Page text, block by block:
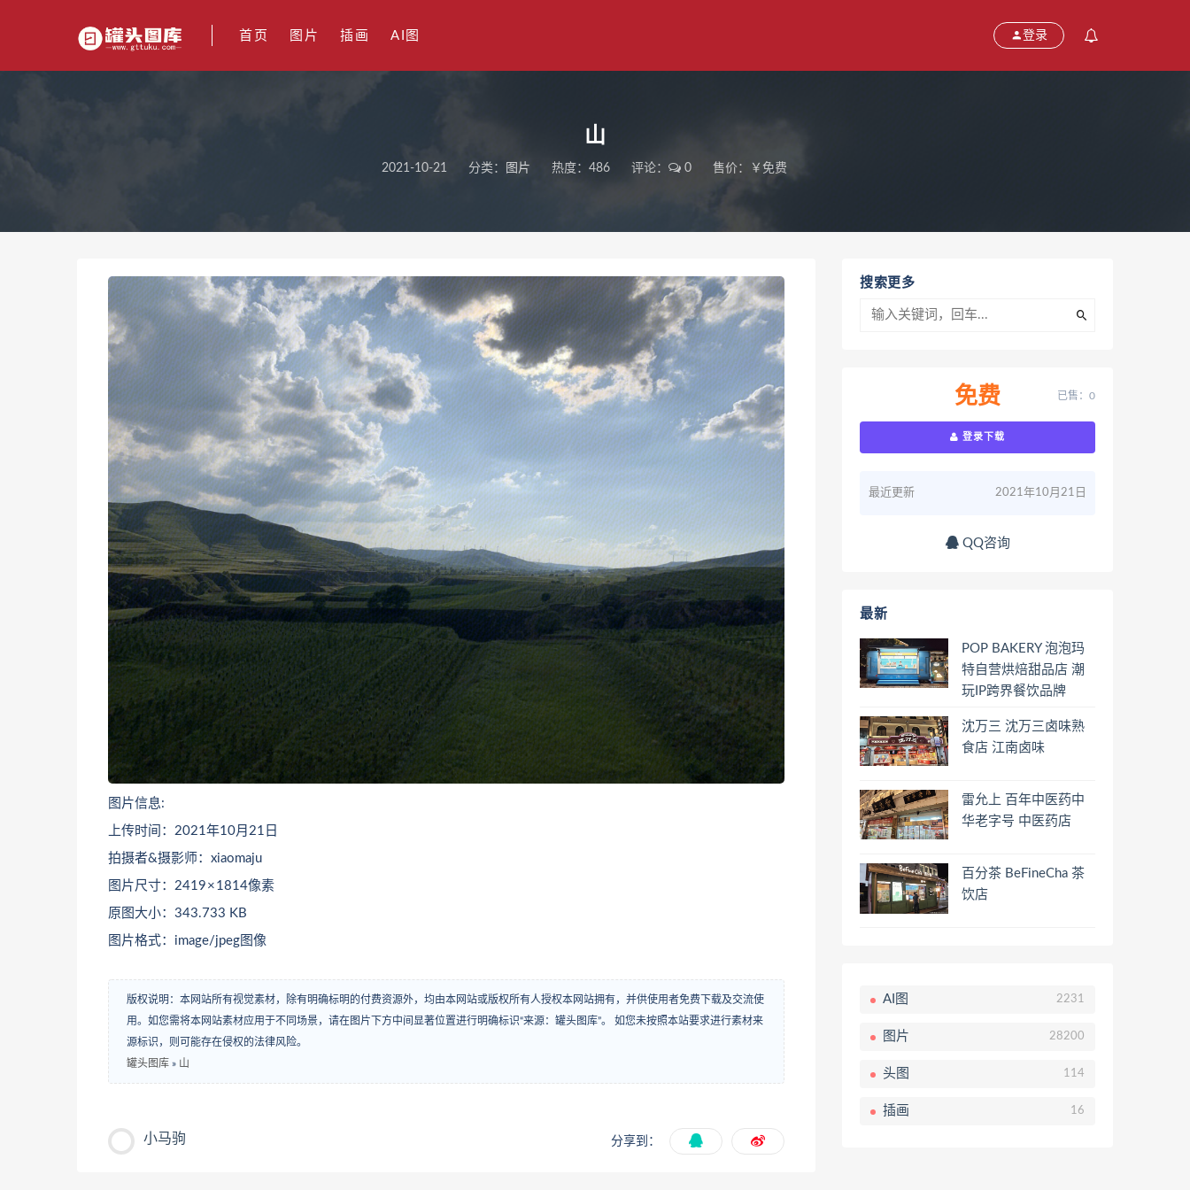
首页 图片 插画 AI图 登录
山
2021-10-21 分类： 图片 热度：486 评论： 0 售价：￥免费
图片信息:
上传时间：2021年10月21日
拍摄者&摄影师：xiaomaju
图片尺寸：2419 × 1814像素
原图大小：343.733 KB
图片格式：image/jpeg图像
版权说明：本网站所有视觉素材，除有明确标明的付费资源外，均由本网站或版权所有人授权本网站拥有，并供使用者免费下载及交流使
用。如您需将本网站素材应用于不同场景，请在图片下方中间显著位置进行明确标识“来源：罐头图库”。 如您未按照本站要求进行素材来
源标识，则可能存在侵权的法律风险。
罐头图库 » 山
小马驹 分享到：
搜索更多
免费 已售：0
登录下载
最近更新 2021年10月21日
QQ咨询
最新
POP BAKERY 泡泡玛
特自营烘焙甜品店 潮
玩IP跨界餐饮品牌
沈万三 沈万三卤味熟
食店 江南卤味
雷允上 百年中医药中
华老字号 中医药店
百分茶 BeFineCha 茶
饮店
AI图 2231
图片 28200
头图 114
插画 16